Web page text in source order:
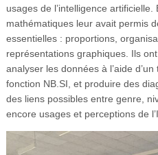
usages de l’intelligence
mathématiques leur avait permis
essentielles : proportions,
représentations graphiques. Ils
analyser les données à l’aide
fonction NB.SI, et produire des
des liens possibles entre genre,
encore usages et perceptions de